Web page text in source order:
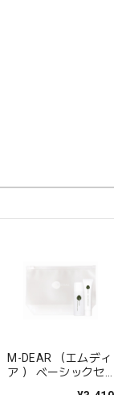
M-DEAR （エムディ
ア ） ベーシックセ